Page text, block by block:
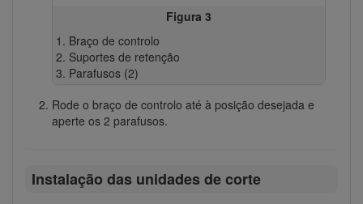
Figura 3
Braço de controlo
Suportes de retenção
Parafusos (2)
Rode o braço de controlo até à posição desejada e
aperte os 2 parafusos.
Instalação das unidades de corte